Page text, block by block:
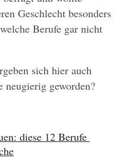
Geschlecht besonders
Berufe gar nicht
sich hier auch
neugierig geworden?
diese 12 Berufe